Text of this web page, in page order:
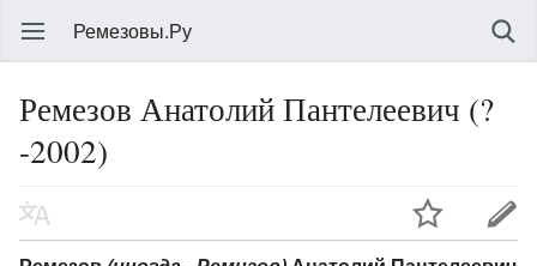
Ремезовы.Ру
Ремезов Анатолий Пантелеевич (?
-2002)